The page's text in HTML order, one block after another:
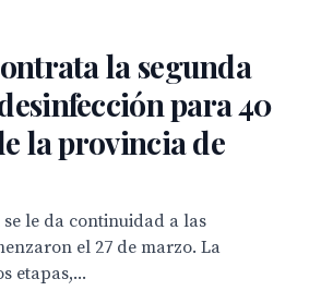
la segunda
para 40
la provincia de
le da continuidad a las
el 27 de marzo. La
etapas,...